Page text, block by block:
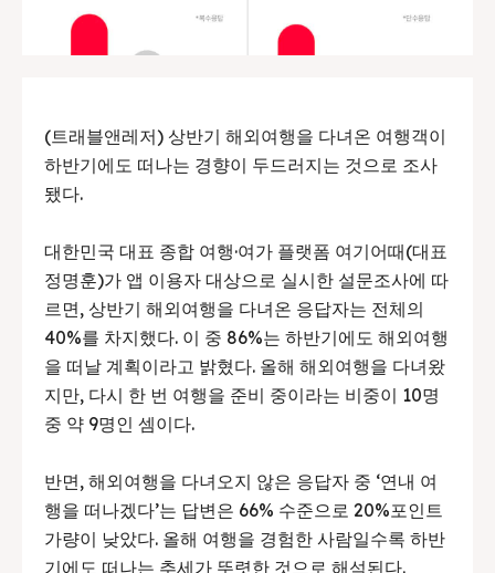
(트래블앤레저) 상반기 해외여행을 다녀온 여행객이
하반기에도 떠나는 경향이 두드러지는 것으로 조사
됐다.
대한민국 대표 종합 여행·여가 플랫폼 여기어때(대표
정명훈)가 앱 이용자 대상으로 실시한 설문조사에 따
르면, 상반기 해외여행을 다녀온 응답자는 전체의
40%를 차지했다. 이 중 86%는 하반기에도 해외여행
을 떠날 계획이라고 밝혔다. 올해 해외여행을 다녀왔
지만, 다시 한 번 여행을 준비 중이라는 비중이 10명
중 약 9명인 셈이다.
반면, 해외여행을 다녀오지 않은 응답자 중 ‘연내 여
행을 떠나겠다’는 답변은 66% 수준으로 20%포인트
가량이 낮았다. 올해 여행을 경험한 사람일수록 하반
기에도 떠나는 추세가 뚜렷한 것으로 해석된다.